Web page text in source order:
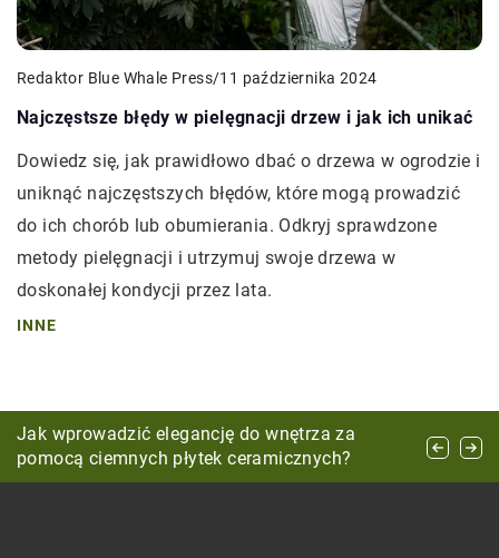
Redaktor Blue Whale Press/11 października 2024
Najczęstsze błędy w pielęgnacji drzew i jak ich unikać
Dowiedz się, jak prawidłowo dbać o drzewa w ogrodzie i
uniknąć najczęstszych błędów, które mogą prowadzić
do ich chorób lub obumierania. Odkryj sprawdzone
metody pielęgnacji i utrzymuj swoje drzewa w
doskonałej kondycji przez lata.
INNE
Jak wybrać idealną pościel dla maksymalnego
komfortu snu?
Jak wprowadzić elegancję do wnętrza za
pomocą ciemnych płytek ceramicznych?
Jak wybrać idealne drzwi wejściowe do
nowoczesnego domu?